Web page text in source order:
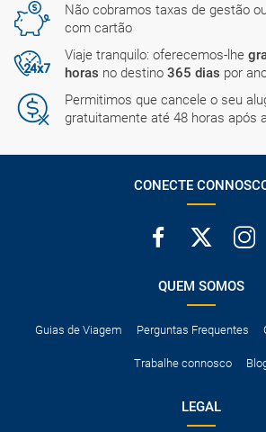
Não cobramos taxas de gestão
com cartão
Viaje tranquilo: oferecemos-lhe
horas no destino 365 dias por
Permitimos que cancele o seu
gratuitamente até 48 horas após
CONECTE
QUEM SOMOS
Guias de Viagem Perguntas Frequentes
Trabalhe connosco
LEGAL